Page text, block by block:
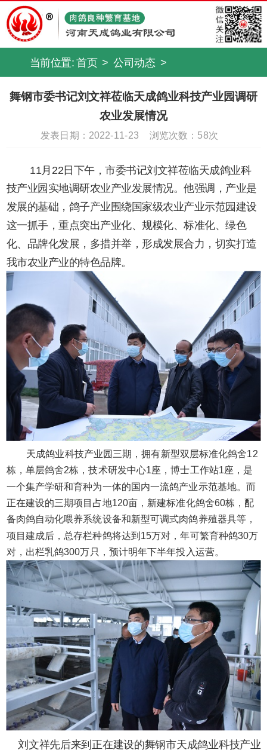
当前位置: 首页 > 公司动态 >
舞钢市委书记刘文祥莅临天成鸽业科技产业园调研
农业发展情况
发表日期：2022-11-23 浏览次数： 58次
11月22日下午，市委书记刘文祥莅临天成鸽业科
技产业园实地调研农业产业发展情况。他强调，产业是
发展的基础，鸽子产业围绕国家级农业产业示范园建设
这一抓手，重点突出产业化、规模化、标准化、绿色
化、品牌化发展，多措并举，形成发展合力，切实打造
我市农业产业的特色品牌。
天成鸽业科技产业园三期，拥有新型双层标准化鸽舍12
栋，单层鸽舍2栋，技术研发中心1座，博士工作站1座，是
一个集产学研和育种为一体的国内一流鸽产业示范基地。而
正在建设的三期项目占地120亩，新建标准化鸽舍60栋，配
备肉鸽自动化喂养系统设备和新型可调式肉鸽养殖器具等，
项目建成后，总存栏种鸽将达到15万对，年可繁育种鸽30万
对，出栏乳鸽300万只，预计明年下半年投入运营。
刘文祥先后来到正在建设的舞钢市天成鸽业科技产业